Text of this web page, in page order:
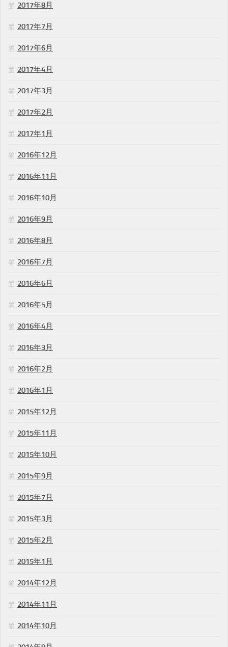
2017年8月
2017年7月
2017年6月
2017年4月
2017年3月
2017年2月
2017年1月
2016年12月
2016年11月
2016年10月
2016年9月
2016年8月
2016年7月
2016年6月
2016年5月
2016年4月
2016年3月
2016年2月
2016年1月
2015年12月
2015年11月
2015年10月
2015年9月
2015年7月
2015年3月
2015年2月
2015年1月
2014年12月
2014年11月
2014年10月